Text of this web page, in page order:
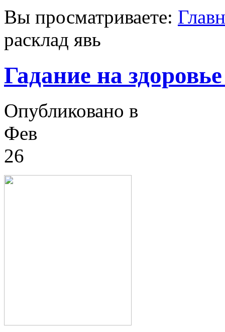
Вы просматриваете:
расклад явь
Гадание на
Опубликовано в
Фев
26